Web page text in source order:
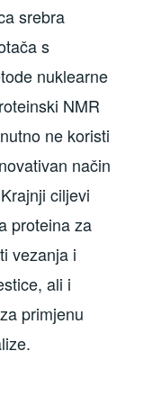
srebra
s
nuklearne
NMR
ne koristi
način
ciljevi
proteina za
vezanja i
ali i
primjenu